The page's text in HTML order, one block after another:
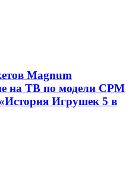
Magnum
на ТВ по модели CPM
Игрушек 5 в